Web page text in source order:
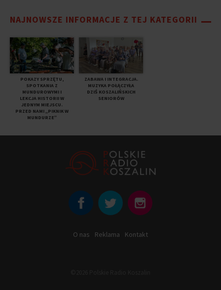
NAJNOWSZE INFORMACJE Z TEJ KATEGORII
POKAZY SPRZĘTU,
SPOTKANIA Z
MUNDUROWYMI I
LEKCJA HISTORII W
JEDNYM MIEJSCU.
PRZED NAMI „PIKNIK W
MUNDURZE”
ZABAWA I INTEGRACJA.
MUZYKA POŁĄCZYŁA
DZIŚ KOSZALIŃSKICH
SENIORÓW
O nas Reklama Kontakt